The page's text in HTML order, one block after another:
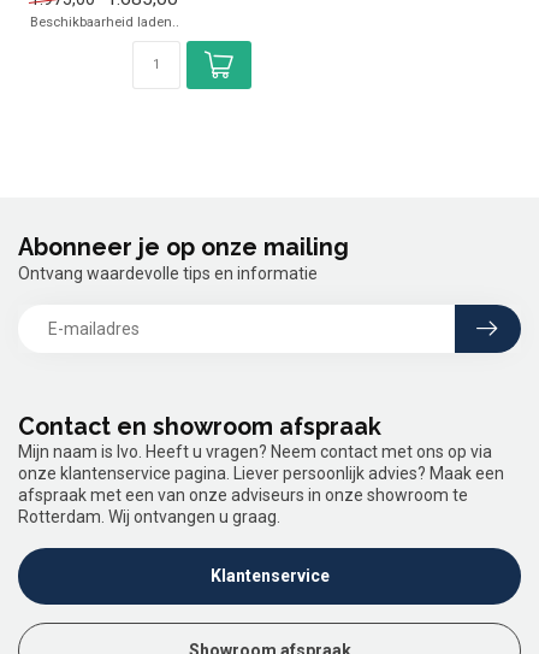
✓ Tafelmodel
✓ 13,6 kW
Beschikbaarheid laden..
Contact en showroom afspraak
Mijn naam is Ivo. Heeft u vragen? Neem contact met ons op via
onze klantenservice pagina. Liever persoonlijk advies? Maak een
afspraak met een van onze adviseurs in onze showroom te
Rotterdam. Wij ontvangen u graag.
Klantenservice
Abonneer je op onze mailing
Ontvang waardevolle tips en informatie